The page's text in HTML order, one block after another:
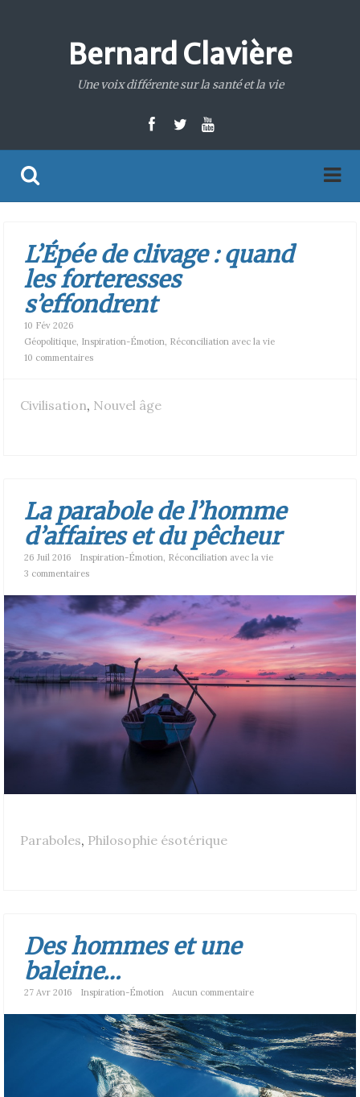
Bernard Clavière
Une voix différente sur la santé et la vie
L’Épée de clivage : quand
les forteresses
s’effondrent
10 Fév 2026
Géopolitique, Inspiration-Émotion, Réconciliation avec la vie
10 commentaires
Civilisation, Nouvel âge
La parabole de l’homme
d’affaires et du pêcheur
26 Juil 2016 Inspiration-Émotion, Réconciliation avec la vie
3 commentaires
Paraboles, Philosophie ésotérique
Des hommes et une
baleine…
27 Avr 2016 Inspiration-Émotion Aucun commentaire